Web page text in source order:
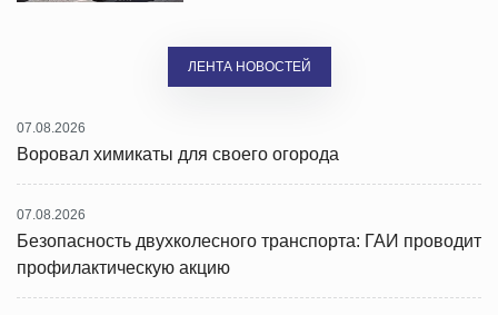
ЛЕНТА НОВОСТЕЙ
07.08.2026
Воровал химикаты для своего огорода
07.08.2026
Безопасность двухколесного транспорта: ГАИ проводит
профилактическую акцию